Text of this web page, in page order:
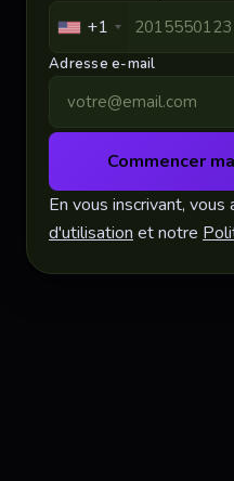
+1
Adresse e-mail
Commencer
En vous inscrivant, vous
d'utilisation et notre